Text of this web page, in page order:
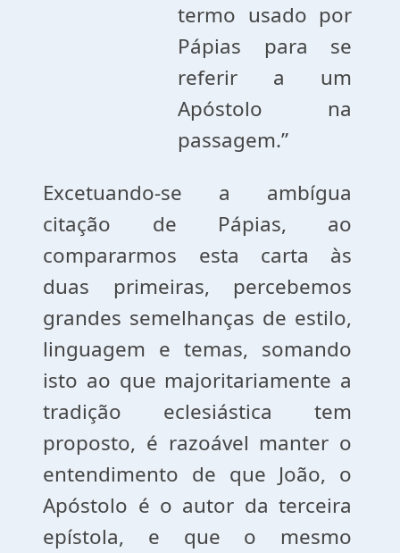
termo usado por
Pápias para se
referir a um
Apóstolo na
passagem.”
Excetuando-se a ambígua
citação de Pápias, ao
compararmos esta carta às
duas primeiras, percebemos
grandes semelhanças de estilo,
linguagem e temas, somando
isto ao que majoritariamente a
tradição eclesiástica tem
proposto, é razoável manter o
entendimento de que João, o
Apóstolo é o autor da terceira
epístola, e que o mesmo